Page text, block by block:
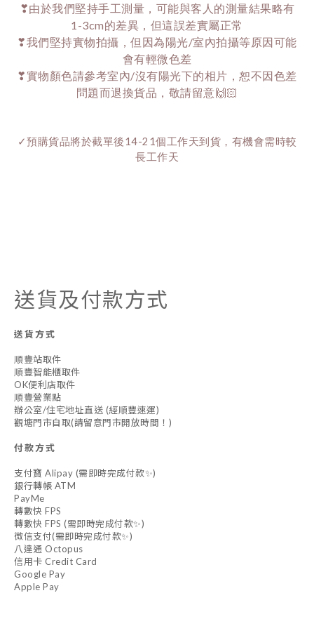
❣由於我們堅持手工測量，可能與客人的測量結果略有
1-3cm的差異，但這誤差實屬正常
❣我們堅持實物拍攝，但因為陽光/室內拍攝等原因可能
會有輕微色差
❣實物顏色請參考室內/沒有陽光下的相片，恕不因色差
問題而退換貨品，敬請留意🙌🏻
✓預購貨品將於截單後14-21個工作天到貨，有機會需時較
長工作天
送貨及付款方式
送貨方式
順豐站取件
順豐智能櫃取件
OK便利店取件
順豐營業點
辦公室/住宅地址直送 (經順豐速運)
觀塘門市自取(請留意門市開放時間！)
付款方式
支付寶 Alipay (需即時完成付款✨)
銀行轉帳 ATM
PayMe
轉數快 FPS
轉數快 FPS (需即時完成付款✨)
微信支付(需即時完成付款✨)
八達通 Octopus
信用卡 Credit Card
Google Pay
Apple Pay